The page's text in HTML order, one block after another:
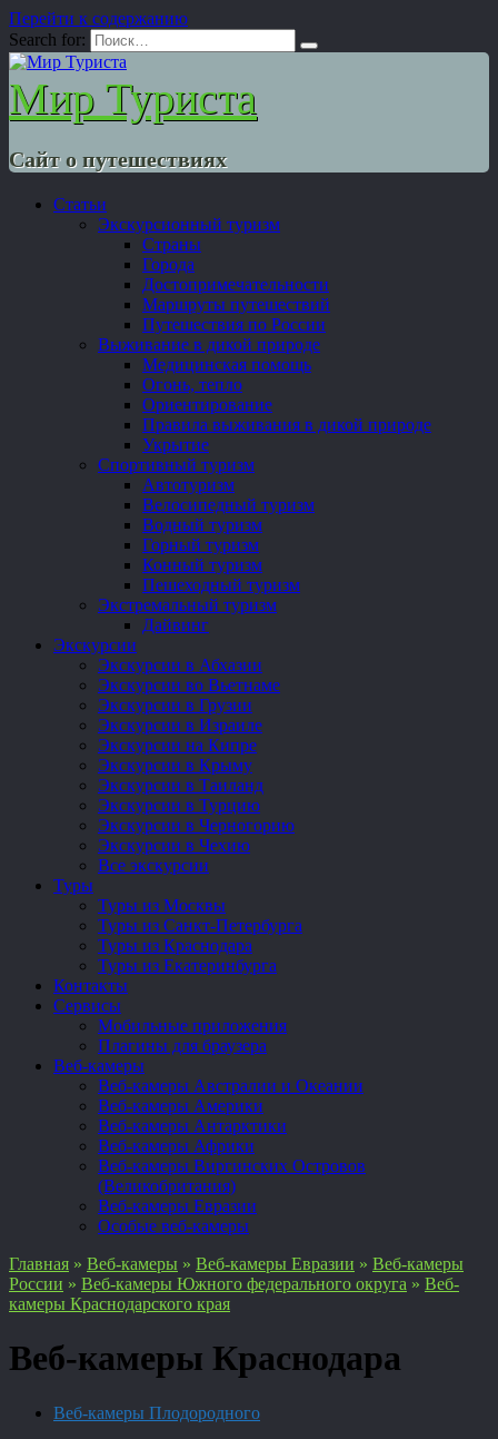
Перейти к содержанию
Search for:
Мир Туриста
Сайт о путешествиях
Статьи
Экскурсионный туризм
Страны
Города
Достопримечательности
Маршруты путешествий
Путешествия по России
Выживание в дикой природе
Медицинская помощь
Огонь, тепло
Ориентирование
Правила выживания в дикой природе
Укрытие
Спортивный туризм
Автотуризм
Велосипедный туризм
Водный туризм
Горный туризм
Конный туризм
Пешеходный туризм
Экстремальный туризм
Дайвинг
Экскурсии
Экскурсии в Абхазии
Экскурсии во Вьетнаме
Экскурсии в Грузии
Экскурсии в Израиле
Экскурсии на Кипре
Экскурсии в Крыму
Экскурсии в Таиланд
Экскурсии в Турцию
Экскурсии в Черногорию
Экскурсии в Чехию
Все экскурсии
Туры
Туры из Москвы
Туры из Санкт-Петербурга
Туры из Краснодара
Туры из Екатеринбурга
Контакты
Сервисы
Мобильные приложения
Плагины для браузера
Веб-камеры
Веб-камеры Австралии и Океании
Веб-камеры Америки
Веб-камеры Антарктики
Веб-камеры Африки
Веб-камеры Виргинских Островов
(Великобритания)
Веб-камеры Евразии
Особые веб-камеры
Главная » Веб-камеры » Веб-камеры Евразии » Веб-камеры
России » Веб-камеры Южного федерального округа » Веб-
камеры Краснодарского края
Веб-камеры Краснодара
Веб-камеры Плодородного